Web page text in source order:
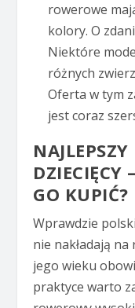
rowerowe
kolory. O
Niektóre
różnych
Oferta w tym
jest coraz
DZIECIĘCY
GO KUPIĆ?
Wprawdzie
nie nakładają
jego wieku
praktyce warto